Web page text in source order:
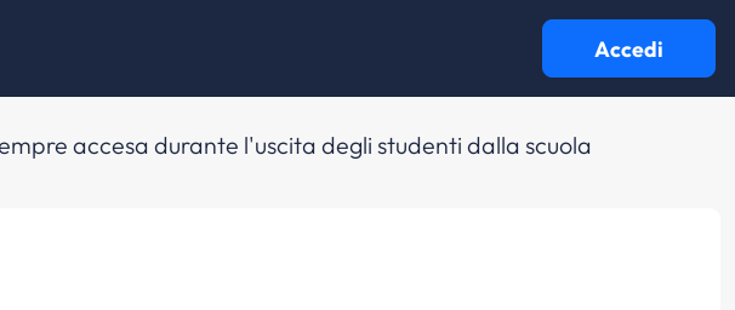
Accedi
accesa durante l'uscita degli studenti dalla scuola